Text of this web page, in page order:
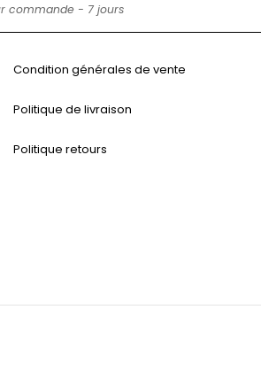
commande - 7 jours
Condition générales de vente
Politique de livraison
Politique retours